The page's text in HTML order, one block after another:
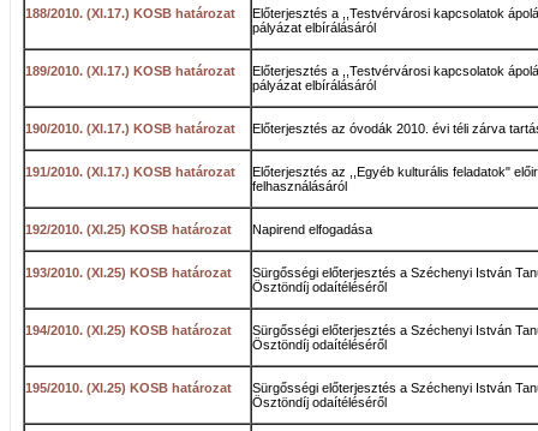
188/2010. (XI.17.) KOSB határozat
Előterjesztés a ,,Testvérvárosi kapcsolatok
pályázat elbírálásáról
189/2010. (XI.17.) KOSB határozat
Előterjesztés a ,,Testvérvárosi kapcsolatok
pályázat elbírálásáról
190/2010. (XI.17.) KOSB határozat Előterjesztés az óvodák 2010. évi téli zárva
191/2010. (XI.17.) KOSB határozat
Előterjesztés az ,,Egyéb kulturális feladatok"
felhasználásáról
192/2010. (XI.25) KOSB határozat Napirend elfogadása
193/2010. (XI.25) KOSB határozat
Sürgősségi előterjesztés a Széchenyi István
Ösztöndíj odaítéléséről
194/2010. (XI.25) KOSB határozat
Sürgősségi előterjesztés a Széchenyi István
Ösztöndíj odaítéléséről
195/2010. (XI.25) KOSB határozat
Sürgősségi előterjesztés a Széchenyi István
Ösztöndíj odaítéléséről